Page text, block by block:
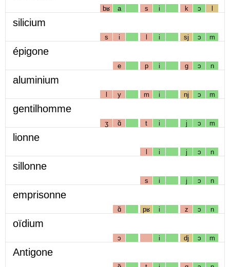
bʁ a s i k ɔ l
silicium
s i l i sj ɔ m
épigone
e p i g ɔ n
aluminium
l y m i nj ɔ m
gentilhomme
ʒ ɑ̃ t i j ɔ m
lionne
l i j ɔ n
sillonne
s i j ɔ n
emprisonne
ɑ̃ pʁ i z ɔ n
oïdium
ɔ i dj ɔ m
Antigone